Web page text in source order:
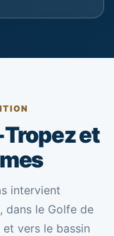
et
intervient
dans le Golfe de
vers le bassin